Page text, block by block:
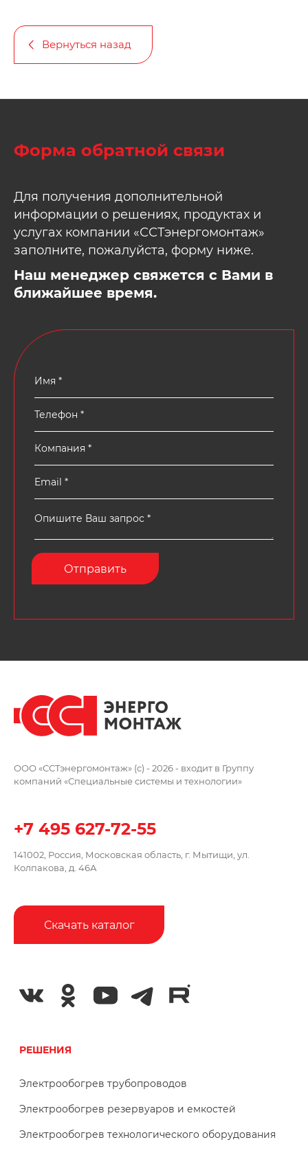
Вернуться назад
Форма обратной связи
Для получения дополнительной
информации о решениях, продуктах и
услугах компании «ССТэнергомонтаж»
заполните, пожалуйста, форму ниже.
Наш менеджер свяжется с Вами в
ближайшее время.
ООО «ССТэнергомонтаж» (c) - 2026 - входит в Группу
компаний «Специальные системы и технологии»
+7 495 627-72-55
141002, Россия, Московская область, г. Мытищи, ул.
Колпакова, д. 46А
Скачать каталог
РЕШЕНИЯ
Электрообогрев трубопроводов
Электрообогрев резервуаров и емкостей
Электрообогрев технологического оборудования